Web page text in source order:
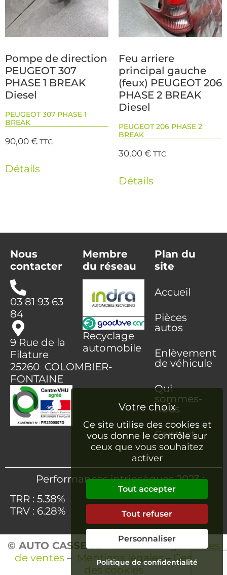
Pompe de direction
PEUGEOT 307
PHASE 1 BREAK
Diesel
PEUGEOT 307 PHASE 1
BREAK
90,00€ TTC
Détails
Feu arriere
principal gauche
(feux) PEUGEOT 206
PHASE 2 BREAK
Diesel
PEUGEOT 206 PHASE 2
BREAK
30,00€ TTC
Détails
Nous
contacter
03 81 93 63
84
9 Rue de la
Filature
25260 COLOMBIER-
FONTAINE
Membre
du réseau
Recyclage
automobile
Plan du
site
Accueil
Pièces
autos
Enlèvement
de véhicule
Qui
sommes-
nous
Contact
Performances intrinsèques 2023 :
TRR : 5.38%
TRV : 6.28%
© AUTO CASSE 25–Conditions générales
de ventes – Mentions légales–Gestion
des cookies
Ce site utilise des cookies et
vous donne le contrôle sur
ceux que vous souhaitez
activer
Tout accepter
Tout refuser
Personnaliser
Politique de confidentialité